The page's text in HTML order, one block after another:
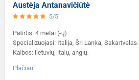
Austėja Antanavičiūtė
5/5
Patirtis: 4 metai (-ų)
Specializuojasi: Italija, Šri Lanka, Sakartvelas.
Kalbos: lietuvių, italų, anglų.
Plačiau